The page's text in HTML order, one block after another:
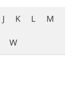
J K L M
W